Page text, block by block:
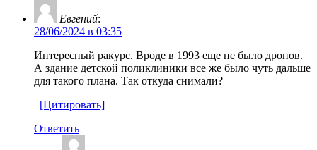
Евгений:
28/06/2024 в 03:35
Интересный ракурс. Вроде в 1993 еще не было дронов.
А здание детской поликлиники все же было чуть дальше
для такого плана. Так откуда снимали?
[Цитировать]
Ответить